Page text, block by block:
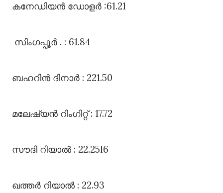
കനേഡിയൻ ഡോളർ :61.21
സിംഗപ്പൂർ . : 61.84
ബഹറിൻ ദിനാർ : 221.50
മലേഷ്യൻ റിംഗിറ്റ്‌ : 17.72
സൗദി റിയാൽ : 22.25l6
ഖത്തർ റിയാൽ : 22.93